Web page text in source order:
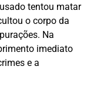
tentou matar
o corpo da
Na
imediato
e a